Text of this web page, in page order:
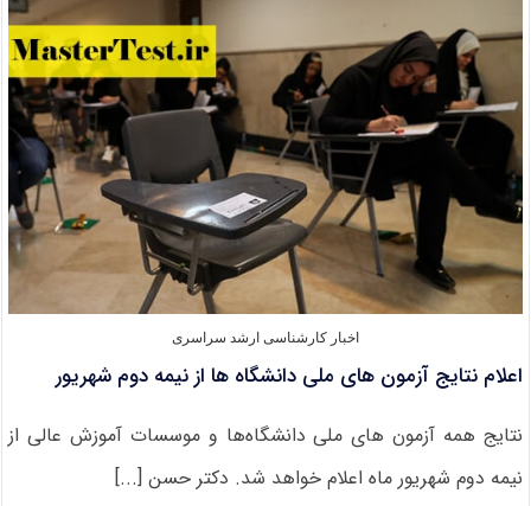
اخبار کارشناسی ارشد سراسری
اعلام نتایج آزمون های ملی دانشگاه ها از نیمه دوم شهریور
نتایج همه آزمون های ملی دانشگاه‌ها و موسسات آموزش عالی از
نیمه دوم شهریور ماه اعلام خواهد شد. دکتر حسن [...]